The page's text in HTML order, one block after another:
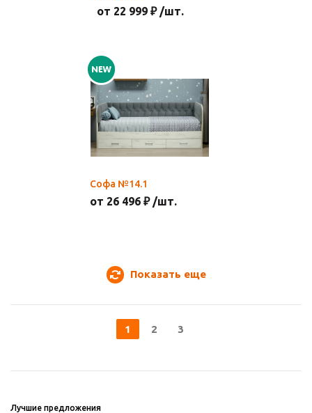
от 22 999 ₽ /шт.
Софа №14.1
от 26 496 ₽ /шт.
Показать еще
1 2 3
Лучшие предложения